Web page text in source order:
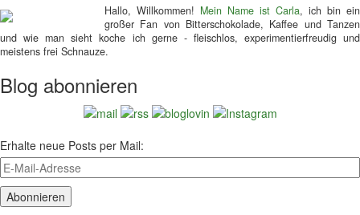
Hallo, Willkommen! Mein Name ist Carla, ich bin ein
großer Fan von Bitterschokolade, Kaffee und Tanzen
und wie man sieht koche ich gerne - fleischlos, experimentierfreudig und
meistens frei Schnauze.
Blog abonnieren
Erhalte neue Posts per Mail: